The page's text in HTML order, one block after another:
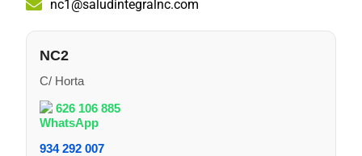
nc1@saludintegralnc.com
NC2
C/ Horta
626 106 885
934 292 007